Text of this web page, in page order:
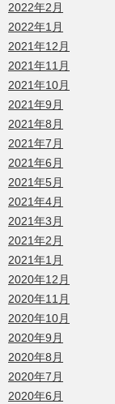
2022年2月
2022年1月
2021年12月
2021年11月
2021年10月
2021年9月
2021年8月
2021年7月
2021年6月
2021年5月
2021年4月
2021年3月
2021年2月
2021年1月
2020年12月
2020年11月
2020年10月
2020年9月
2020年8月
2020年7月
2020年6月